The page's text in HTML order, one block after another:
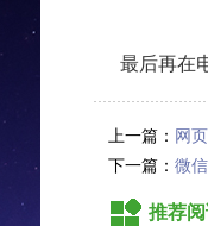
最后再在
上一篇： 网
下一篇：微
版登录不了
推荐